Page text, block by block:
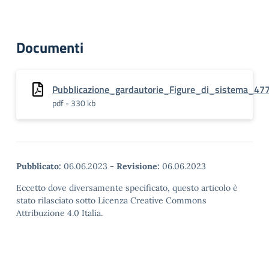
Documenti
pdf - 330 kb
Pubblicato: 06.06.2023 - Revisione: 06.06.2023
Eccetto dove diversamente specificato, questo articolo è
stato rilasciato sotto Licenza Creative Commons
Attribuzione 4.0 Italia.